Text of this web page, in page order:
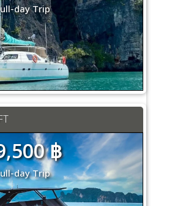
day Trip
฿
day Trip